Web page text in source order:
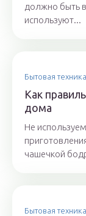
должно быть
используют...
Бытовая техника
Как
дома
Не
чашечкой
Бытовая техника